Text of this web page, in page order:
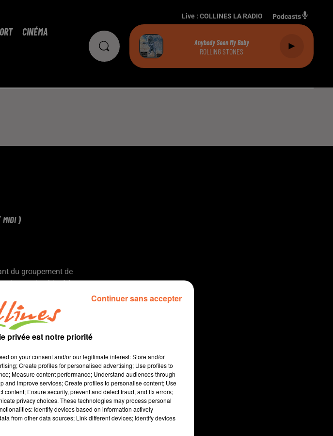
CINÉMA
Live : COLLINES LA RADIO Podcasts
Anybody Seen My Baby
ROLLING STONES
MIDI )
du groupement de
inspection hier à la
en ces temps de restriction
plutôt astucieuse.
Ligné joue la
places Lavault-Dunkerque
rendez-vous festif ce week-end
par Les Vendredis de l'été (
de partie de saison
en ont dressé le bilan.
privée est notre priorité
on your consent and/or our legitimate interest: Store and/or
Create profiles for personalised advertising; Use profiles to
Measure content performance; Understand audiences through
and improve services; Create profiles to personalise content; Use
Ensure security, prevent and detect fraud, and fix errors;
privacy choices. These technologies may process personal
Identify devices based on information actively
from other data sources; Link different devices; Identify devices
Continuer sans accepter